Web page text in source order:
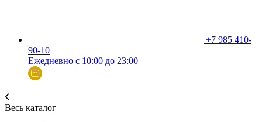
+7 985 410-
90-10
Ежедневно с 10:00 до 23:00
Весь каталог